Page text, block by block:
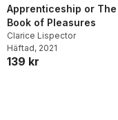
röster:
Apprenticeship or The
Book of Pleasures
Clarice Lispector
Häftad, 2021
139 kr